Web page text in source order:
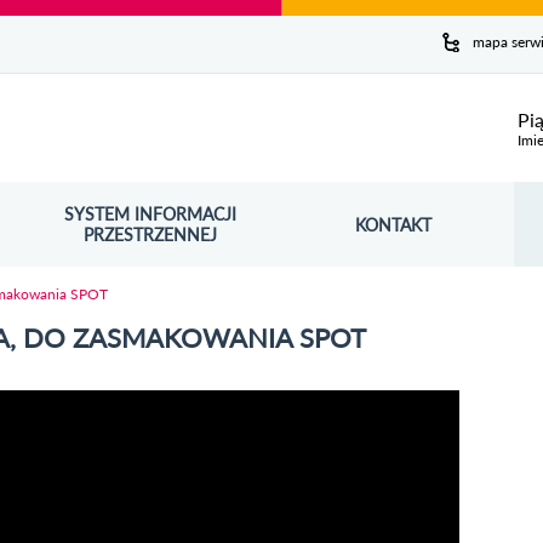
mapa
SYSTEM INFORMACJI
PRZESTRZENNEJ
OTWORZY SIĘ W NOWYM OKNIE KONTAKT
SPOT
DO ZASMAKOWANIA SPOT